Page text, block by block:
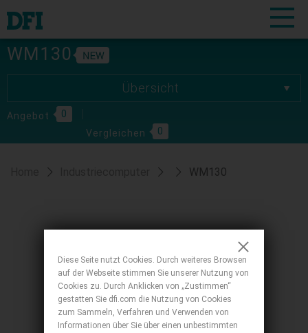
WM130
Übersicht
Übersicht
Download
Angebot
0
Vergleichen
0
WM130
Diese Seite nutzt Cookies. Durch weiteres Browsen
auf der Webseite stimmen Sie unserer Nutzung von
Cookies zu. Durch Anklicken von „Zustimmen“
gestatten Sie dfi.com die Nutzung von Cookies
zum Sammeln, Verfahren und Verwenden von
Informationen über Sie über einen unbestimmten